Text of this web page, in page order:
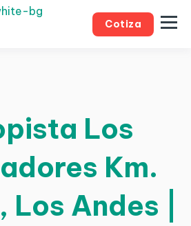
Cotiza
Los
Km.
Andes |